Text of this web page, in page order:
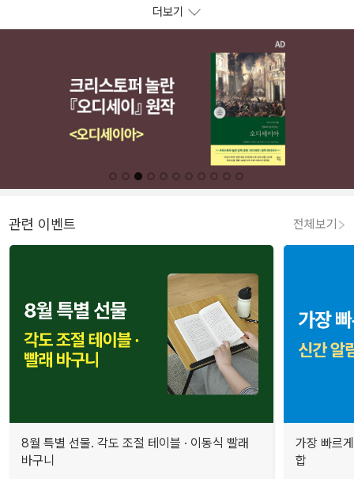
더보기
관련 이벤트 전체보기
8월 특별 선물. 각도 조절 테이블 · 이동식 빨래
바구니
가장 빠르
합